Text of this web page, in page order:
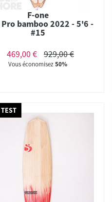
F-one
bamboo 2022 - 5'6 -
#15
469,00 €
929,00 €
Vous économisez50%